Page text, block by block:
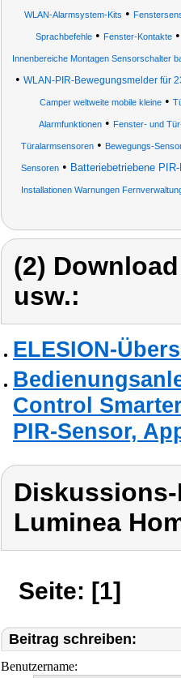
WLAN-Alarmsystem-Kits •
Sprachbefehle • Fenster-Kontakte
Innenbereiche Montagen Sensorschalter
• WLAN-PIR-Bewegungsmelder für
Camper weltweite mobile kleine •
Alarmfunktionen • Fenster- und
Türalarmsensoren• Bewegungs-
Sensoren• Batteriebetriebene
Installationen Warnungen
(2)
usw.:
ELESION-
Control
PIR-Sensor,
Luminea
Seite: [1]
Beitrag schreiben:
Benutzername: